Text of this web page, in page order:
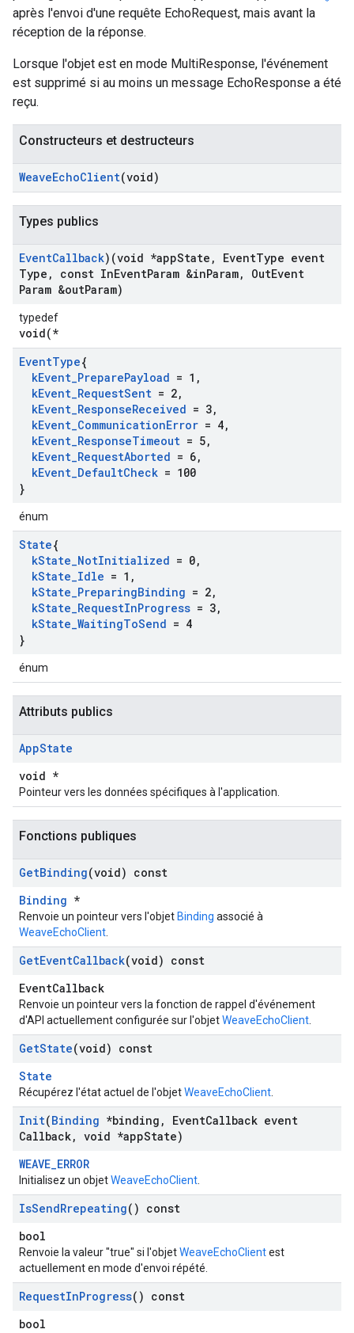
après l'envoi d'une requête EchoRequest, mais avant la
réception de la réponse.
Lorsque l'objet est en mode MultiResponse, l'événement
est supprimé si au moins un message EchoResponse a été
reçu.
Constructeurs et destructeurs
WeaveEchoClient(void)
Types publics
EventCallback)(void *appState , EventType event
Type , const InEventParam &inParam, OutEvent
Param &outParam)
typedef
void(*
EventType{
kEvent_PreparePayload = 1 ,
kEvent_RequestSent = 2,
kEvent_ResponseReceived = 3,
kEvent_CommunicationError = 4,
kEvent_ResponseTimeout = 5,
kEvent_RequestAborted = 6,
kEvent_DefaultCheck = 100
}
énum
State{
kState_NotInitialized = 0,
kState_Idle = 1 ,
kState_PreparingBinding = 2,
kState_RequestInProgress = 3,
kState_WaitingToSend = 4
}
énum
Attributs publics
AppState
void *
Pointeur vers les données spécifiques à l'application.
Fonctions publiques
GetBinding(void) const
Binding *
Renvoie un pointeur vers l'objet Binding associé à
WeaveEchoClient
GetEventCallback(void) const
EventCallback
Renvoie un pointeur vers la fonction de rappel d'événement
d'API actuellement configurée sur l'objetWeaveEchoClient
GetState(void) const
State
Récupérez l'état actuel de l'objetWeaveEchoClient
Init(Binding *binding , EventCallback event
Callback, void *appState)
WEAVE_ERROR
Initialisez un objetWeaveEchoClient
IsSendRrepeating() const
bool
Renvoie la valeur "true" si l'objetWeaveEchoClientest
actuellement en mode d'envoi répété.
RequestInProgress() const
bool